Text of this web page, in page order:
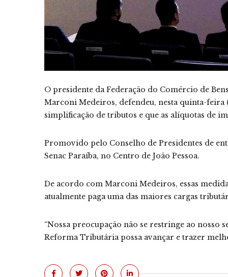
O presidente da Federação do Comércio de
Marconi Medeiros, defendeu, nesta quinta-
simplificação de tributos e que as alíquotas de
Promovido pelo Conselho de Presidentes de
Senac Paraíba, no Centro de João Pessoa.
De acordo com Marconi Medeiros, essas
atualmente paga uma das maiores cargas
“Nossa preocupação não se restringe ao nosso
Reforma Tributária possa avançar e trazer